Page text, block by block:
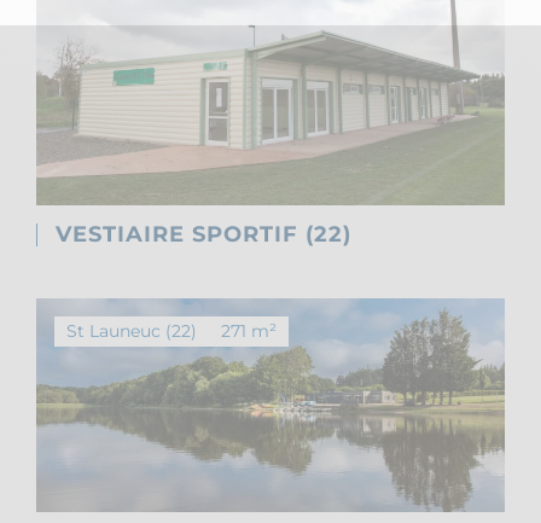
VESTIAIRE SPORTIF (22)
St Launeuc (22) 271 m²